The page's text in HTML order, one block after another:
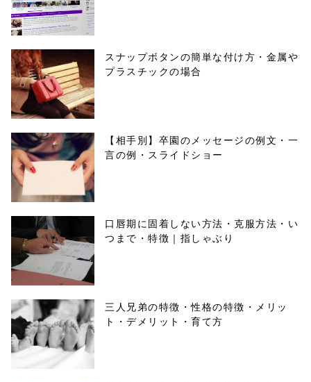
スナップボタンの簡単な付け方・金属や
プラスチックの場合
【相手別】卒園のメッセージの例文・一
言の例・スライドショー
口唇期に固着しない方法・克服方法・い
つまで・特徴｜指しゃぶり
三人兄弟の特徴・性格の特徴・メリッ
ト・デメリット・育て方